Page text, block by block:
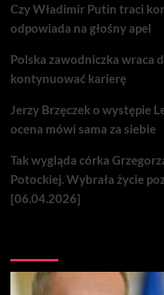
Czy Władimir Putin traci
odpowiada na głośny apel
Polska zawodniczka wraca
kontynuować karierę
Jerzy Brzęczek o występie
ocena mówi sama za siebie
Tak wygląda córka
Potockiej. Wybrała życie
[06.04.2026]